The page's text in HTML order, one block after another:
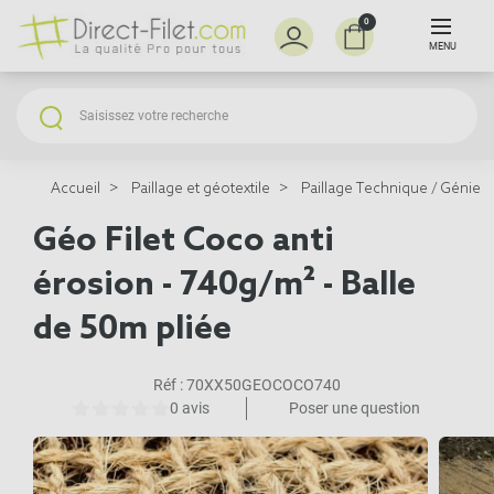
0
MENU
Accueil Paillage et géotextile Paillage Technique / Génie
Géo Filet Coco anti
érosion - 740g/m² - Balle
de 50m pliée
Réf :70XX50GEOCOCO740
0 avis
Poser une question